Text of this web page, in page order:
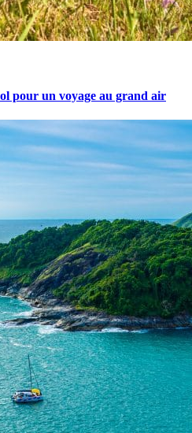
pour un voyage au grand air